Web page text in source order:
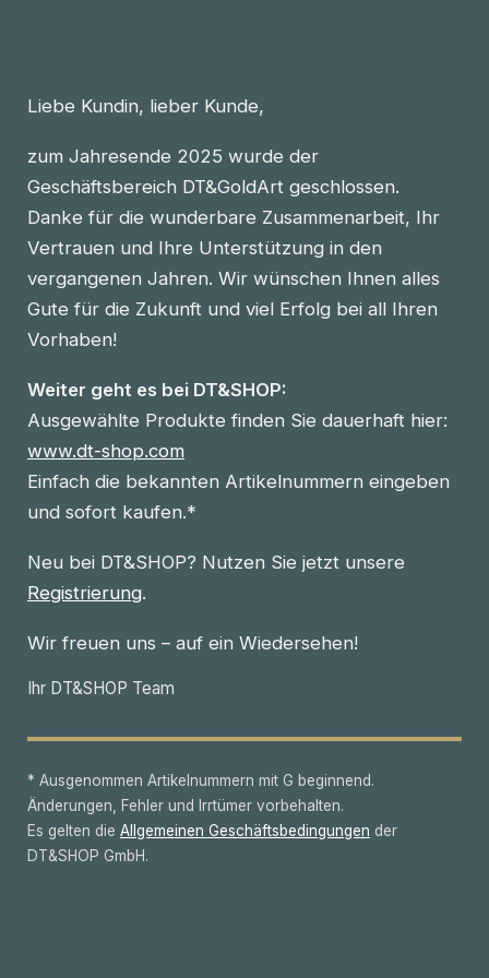
Liebe Kundin, lieber Kunde,
zum Jahresende 2025 wurde der
Geschäftsbereich DT&GoldArt geschlossen.
Danke für die wunderbare Zusammenarbeit, Ihr
Vertrauen und Ihre Unterstützung in den
vergangenen Jahren. Wir wünschen Ihnen alles
Gute für die Zukunft und viel Erfolg bei all Ihren
Vorhaben!
Weiter geht es bei DT&SHOP:
Ausgewählte Produkte finden Sie dauerhaft hier:
www.dt-shop.com
Einfach die bekannten Artikelnummern eingeben
und sofort kaufen.*
Neu bei DT&SHOP? Nutzen Sie jetzt unsere
Registrierung.
Wir freuen uns – auf ein Wiedersehen!
Ihr DT&SHOP Team
* Ausgenommen Artikelnummern mit G beginnend.
Änderungen, Fehler und Irrtümer vorbehalten.
Es gelten die Allgemeinen Geschäftsbedingungen der
DT&SHOP GmbH.